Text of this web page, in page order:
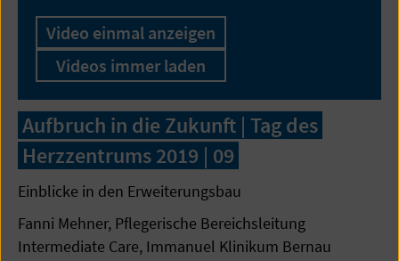
Video einmal anzeigen
Videos immer laden
Aufbruch in die Zukunft | Tag des
Herzzentrums 2019 | 09
Einblicke in den Erweiterungsbau
Fanni Mehner, Pflegerische Bereichsleitung
Intermediate Care, Immanuel Klinikum Bernau